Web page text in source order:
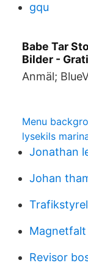
gqu
Babe Tar
Bilder -
Anmäl;
Menu
lysekils
Jonathan
Johan
Magnetfalt
Revisor